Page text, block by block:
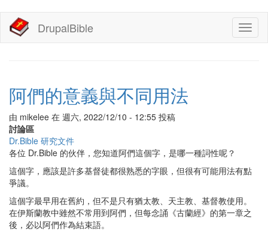
主
DrupalBible
阿們的意義與不同用法
由 mikelee 在 週六, 2022/12/10 - 12:55 投稿
討論區
Dr.Bible 研究文件
各位 Dr.Bible 的伙伴，您知道阿們這個字，是哪一種詞性呢？
這個字，應該是許多基督徒都很熟悉的字眼，但很有可能用法有點
爭議。
這個字最早用在舊約，但不是只有猶太教、天主教、基督教使用。
在伊斯蘭教中雖然不常用到阿們，但每念誦《古蘭經》的第一章之
後，必以阿們作為結束語。